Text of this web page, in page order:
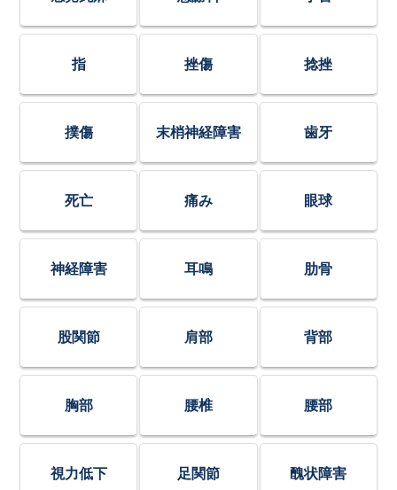
指 挫傷 捻挫
撲傷 末梢神経障害 歯牙
死亡 痛み 眼球
神経障害 耳鳴 肋骨
股関節 肩部 背部
胸部 腰椎 腰部
視力低下 足関節 醜状障害